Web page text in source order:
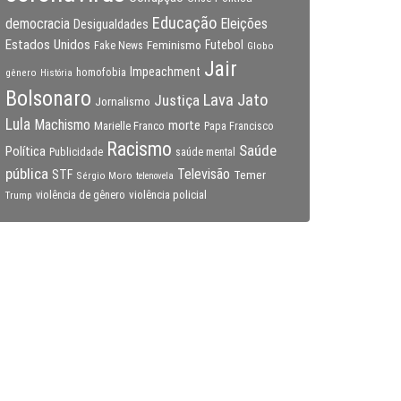
democracia Desigualdades Educação Eleições
Estados Unidos Fake News Feminismo Futebol Globo
gênero História homofobia Impeachment Jair
Bolsonaro Jornalismo Justiça Lava Jato
Lula Machismo Marielle Franco morte Papa Francisco
Política Publicidade Racismo saúde mental
Saúde
pública STF Sérgio Moro telenovela Televisão Temer
Trump violência de gênero violência policial